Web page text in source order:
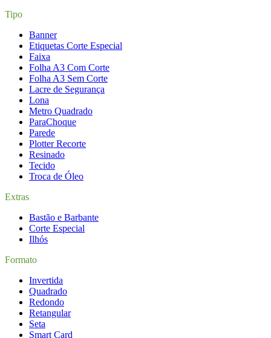
Tipo
Banner
Etiquetas Corte Especial
Faixa
Folha A3 Com Corte
Folha A3 Sem Corte
Lacre de Segurança
Lona
Metro Quadrado
ParaChoque
Parede
Plotter Recorte
Resinado
Tecido
Troca de Óleo
Extras
Bastão e Barbante
Corte Especial
Ilhós
Formato
Invertida
Quadrado
Redondo
Retangular
Seta
Smart Card